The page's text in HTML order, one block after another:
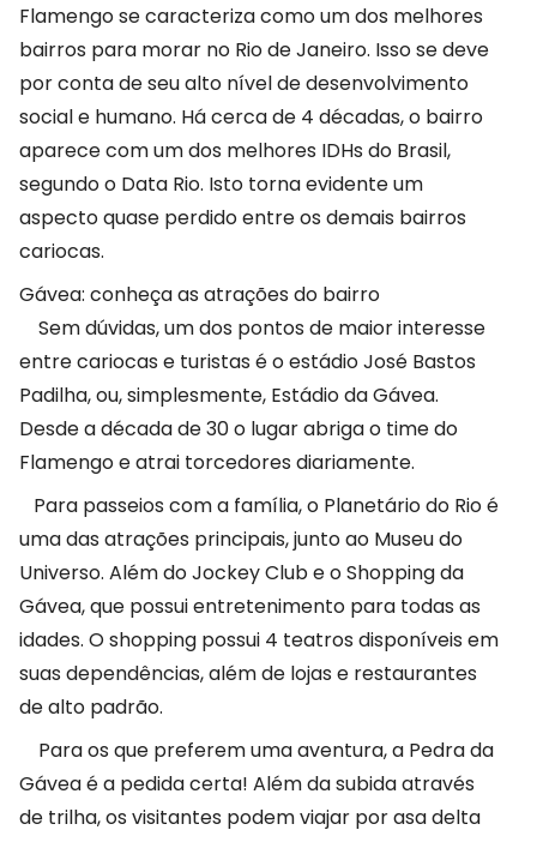
Flamengo se caracteriza como um dos melhores
bairros para morar no Rio de Janeiro. Isso se deve
por conta de seu alto nível de desenvolvimento
social e humano. Há cerca de 4 décadas, o bairro
aparece com um dos melhores IDHs do Brasil,
segundo o Data Rio. Isto torna evidente um
aspecto quase perdido entre os demais bairros
cariocas.
Gávea: conheça as atrações do bairro
Sem dúvidas, um dos pontos de maior interesse
entre cariocas e turistas é o estádio José Bastos
Padilha, ou, simplesmente, Estádio da Gávea.
Desde a década de 30 o lugar abriga o time do
Flamengo e atrai torcedores diariamente.
Para passeios com a família, o Planetário do Rio é
uma das atrações principais, junto ao Museu do
Universo. Além do Jockey Club e o Shopping da
Gávea, que possui entretenimento para todas as
idades. O shopping possui 4 teatros disponíveis em
suas dependências, além de lojas e restaurantes
de alto padrão.
Para os que preferem uma aventura, a Pedra da
Gávea é a pedida certa! Além da subida através
de trilha, os visitantes podem viajar por asa delta